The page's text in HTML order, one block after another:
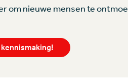
om nieuwe mensen te
kennismaking!